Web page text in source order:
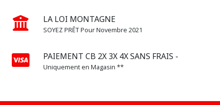
LA LOI MONTAGNE
SOYEZ PRÊT Pour Novembre 2021
PAIEMENT CB 2X 3X 4X SANS FRAIS -
Uniquement en Magasin **
MANUELLE
(3)
VIDANGE
BOITE